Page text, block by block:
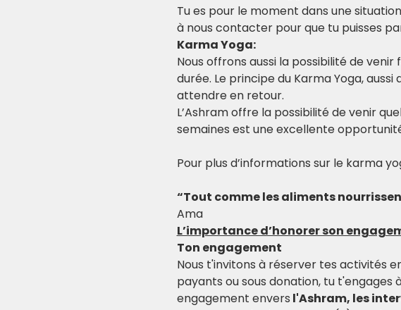
Tu es pour le moment dans une
à nous contacter pour que tu puisses
Karma Yoga:
Nous offrons aussi la possibilité de venir
durée. Le principe du Karma Yoga,
attendre en retour.
L’Ashram offre la possibilité de venir
semaines est une excellente
Pour plus d’informations sur le karma
“Tout comme les aliments
Ama
L’importance d’honorer son
Ton engagement
Nous t'invitons à réserver tes activités
payants ou sous donation, tu
engagement envers l'Ashram, les